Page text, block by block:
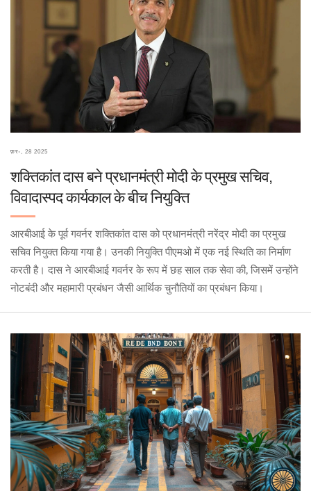
फ़र॰, 28 2025
शक्तिकांत दास बने प्रधानमंत्री मोदी के प्रमुख सचिव,
विवादास्पद कार्यकाल के बीच नियुक्ति
आरबीआई के पूर्व गवर्नर शक्तिकांत दास को प्रधानमंत्री नरेंद्र मोदी का प्रमुख
सचिव नियुक्त किया गया है। उनकी नियुक्ति पीएमओ में एक नई स्थिति का निर्माण
करती है। दास ने आरबीआई गवर्नर के रूप में छह साल तक सेवा की, जिसमें उन्होंने
नोटबंदी और महामारी प्रबंधन जैसी आर्थिक चुनौतियों का प्रबंधन किया।